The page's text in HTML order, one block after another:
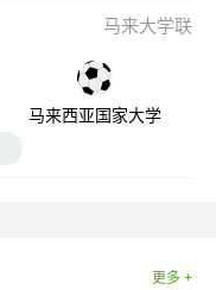
马来大学联
马来西亚国家大学
更多 +